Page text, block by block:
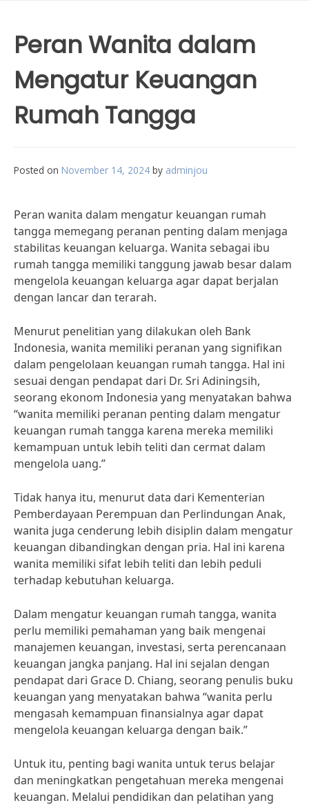
Peran Wanita dalam
Mengatur Keuangan
Rumah Tangga
Posted on November 14, 2024 by adminjou
Peran wanita dalam mengatur keuangan rumah
tangga memegang peranan penting dalam menjaga
stabilitas keuangan keluarga. Wanita sebagai ibu
rumah tangga memiliki tanggung jawab besar dalam
mengelola keuangan keluarga agar dapat berjalan
dengan lancar dan terarah.
Menurut penelitian yang dilakukan oleh Bank
Indonesia, wanita memiliki peranan yang signifikan
dalam pengelolaan keuangan rumah tangga. Hal ini
sesuai dengan pendapat dari Dr. Sri Adiningsih,
seorang ekonom Indonesia yang menyatakan bahwa
“wanita memiliki peranan penting dalam mengatur
keuangan rumah tangga karena mereka memiliki
kemampuan untuk lebih teliti dan cermat dalam
mengelola uang.”
Tidak hanya itu, menurut data dari Kementerian
Pemberdayaan Perempuan dan Perlindungan Anak,
wanita juga cenderung lebih disiplin dalam mengatur
keuangan dibandingkan dengan pria. Hal ini karena
wanita memiliki sifat lebih teliti dan lebih peduli
terhadap kebutuhan keluarga.
Dalam mengatur keuangan rumah tangga, wanita
perlu memiliki pemahaman yang baik mengenai
manajemen keuangan, investasi, serta perencanaan
keuangan jangka panjang. Hal ini sejalan dengan
pendapat dari Grace D. Chiang, seorang penulis buku
keuangan yang menyatakan bahwa “wanita perlu
mengasah kemampuan finansialnya agar dapat
mengelola keuangan keluarga dengan baik.”
Untuk itu, penting bagi wanita untuk terus belajar
dan meningkatkan pengetahuan mereka mengenai
keuangan. Melalui pendidikan dan pelatihan yang